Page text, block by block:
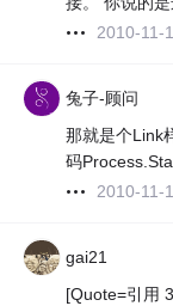
2010-11-
兔子-顾问
那就是个Link
码
2010-11-
gai21
[Quote=引用